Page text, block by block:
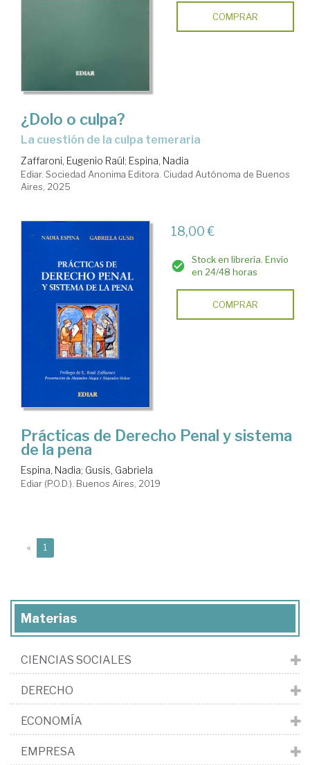
COMPRAR
¿Dolo o culpa?
La cuestión de la culpa temeraria
Zaffaroni, Eugenio Raúl; Espina, Nadia
Ediar. Sociedad Anonima Editora. Ciudad Autónoma de Buenos
Aires, 2025
18,00 €
Stock en librería. Envío
en 24/48 horas
COMPRAR
Prácticas de Derecho Penal y sistema
de la pena
Espina, Nadia; Gusis, Gabriela
Ediar (P.O.D.). Buenos Aires, 2019
« 1
Materias
CIENCIAS SOCIALES
DERECHO
ECONOMÍA
EMPRESA